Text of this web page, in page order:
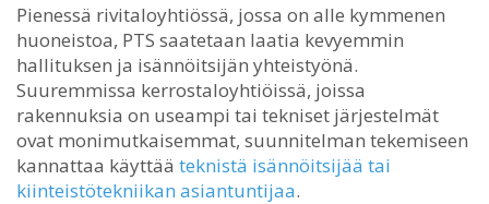
Pienessä rivitaloyhtiössä, jossa on alle kymmenen
huoneistoa, PTS saatetaan laatia kevyemmin
hallituksen ja isännöitsijän yhteistyönä.
Suuremmissa kerrostaloyhtiöissä, joissa
rakennuksia on useampi tai tekniset järjestelmät
ovat monimutkaisemmat, suunnitelman tekemiseen
kannattaa käyttää teknistä isännöitsijää tai
kiinteistötekniikan asiantuntijaa.